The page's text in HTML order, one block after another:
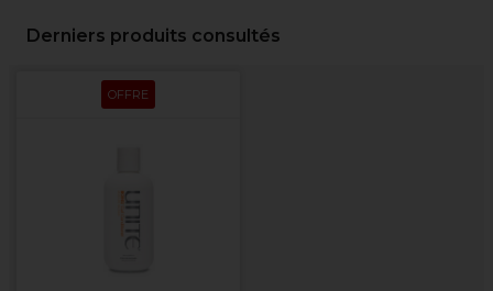
Derniers produits consultés
OFFRE